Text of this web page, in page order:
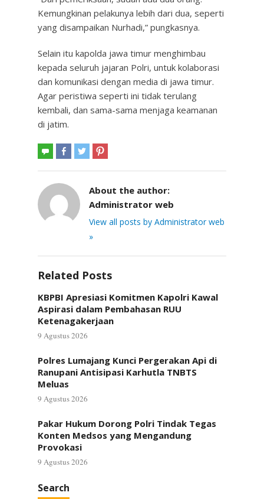
Kemungkinan pelakunya lebih dari dua, seperti
yang disampaikan Nurhadi,” pungkasnya.
Selain itu kapolda jawa timur menghimbau
kepada seluruh jajaran Polri, untuk kolaborasi
dan komunikasi dengan media di jawa timur.
Agar peristiwa seperti ini tidak terulang
kembali, dan sama-sama menjaga keamanan
di jatim.
About the author:
Administrator web
View all posts by Administrator web
»
Related Posts
KBPBI Apresiasi Komitmen Kapolri Kawal
Aspirasi dalam Pembahasan RUU
Ketenagakerjaan
9 Agustus 2026
Polres Lumajang Kunci Pergerakan Api di
Ranupani Antisipasi Karhutla TNBTS
Meluas
9 Agustus 2026
Pakar Hukum Dorong Polri Tindak Tegas
Konten Medsos yang Mengandung
Provokasi
9 Agustus 2026
Search